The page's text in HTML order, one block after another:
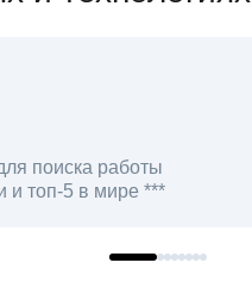
работы
5 в мире ***